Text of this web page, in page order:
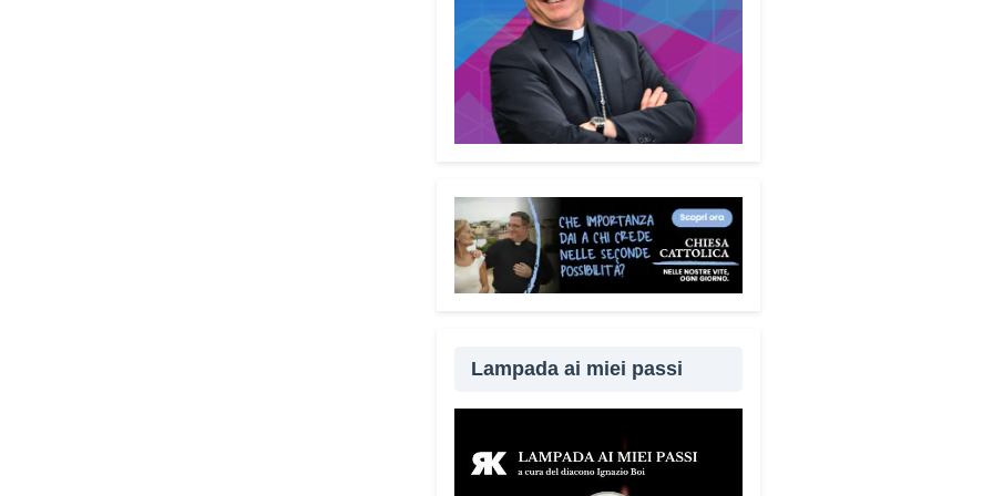
Vademecum è disponibile
gratuitamente. Perché questa
scelta?Perché difendersi dalle
truffe significa difendere la dignità
delle persone. Ho voluto che questo
strumento fosse accessibile a tutti,
da raggiungere il maggior numero
possibile di cittadini. È anche un
modo per dire a chi è stato vittima di
una truffa che non è solo.
Quanto è
essere tenuta in casa e condivisa
con i propri familiari. La prevenzione
la vicinanza: sapere che c’è
qualcuno pronto ad aiutare fa
Lampada ai miei passi